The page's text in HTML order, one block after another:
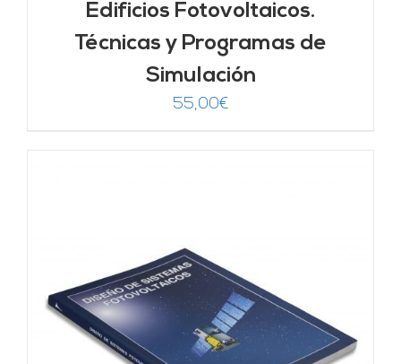
Edificios Fotovoltaicos.
Técnicas y Programas de
Simulación
55,00€